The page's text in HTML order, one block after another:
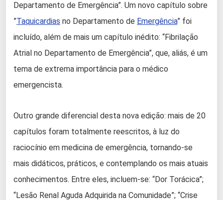
Departamento de Emergência”. Um novo capítulo sobre
”Taquicardias no Departamento de Emergência” foi
incluído, além de mais um capítulo inédito: “Fibrilação
Atrial no Departamento de Emergência”, que, aliás, é um
tema de extrema importância para o médico
emergencista.
Outro grande diferencial desta nova edição: mais de 20
capítulos foram totalmente reescritos, à luz do
raciocínio em medicina de emergência, tornando-se
mais didáticos, práticos, e contemplando os mais atuais
conhecimentos. Entre eles, incluem-se: “Dor Torácica”;
“Lesão Renal Aguda Adquirida na Comunidade”; “Crise